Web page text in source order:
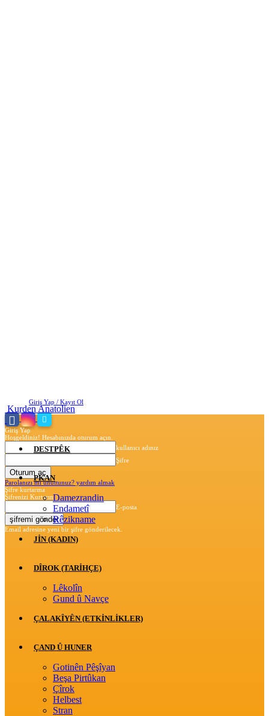
Giriş Yap / Kayıt Ol
Giriş Yap
Hoşgeldiniz! Hesabınızda oturum açın.
kullanıcı adınız
Şifre
Parolanızı mı unuttunuz? yardım almak
Şifre kurtarma
Şifrenizi Kurtarın
E-posta
Email adresine yeni bir şifre gönderilecek.
Kurden Anatolien
DESTPÊK
PKAN
Damezrandin
Endametî
Rêzikname
JİN (KADIN)
DÎROK (TARİHÇE)
Lêkolîn
Gund û Navçe
ÇALAKÎYÊN (ETKINLIKLER)
ÇAND Û HUNER
Gotinên Pêşîyan
Beşa Pirtûkan
Çîrok
Helbest
Stran